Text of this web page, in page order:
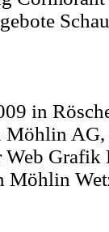
in
Möhlin
Möhlin